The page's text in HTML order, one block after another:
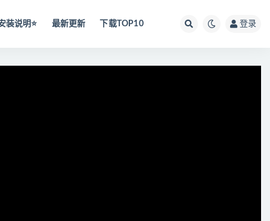
装说明⭐️ 最新更新 下载TOP10 登录